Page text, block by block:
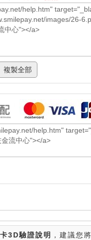
3D驗證說明 ，建議您